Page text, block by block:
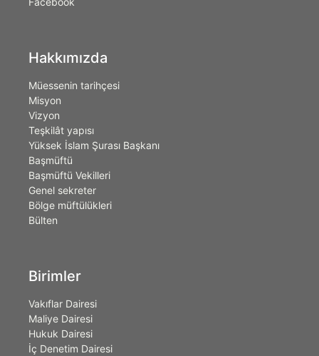
Hakkımızda
Müessenin tarihçesi
Misyon
Vizyon
Teşkilât yapısı
Yüksek İslam Şurası Başkanı
Başmüftü
Başmüftü Vekilleri
Genel sekreter
Bölge müftülükleri
Bülten
Birimler
Vakıflar Dairesi
Maliye Dairesi
Hukuk Dairesi
İç Denetim Dairesi